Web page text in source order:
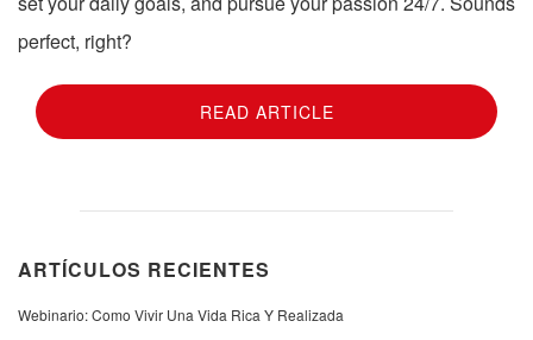
perfect, right?
READ ARTICLE
ARTÍCULOS RECIENTES
Webinario: Como Vivir Una Vida Rica Y Realizada